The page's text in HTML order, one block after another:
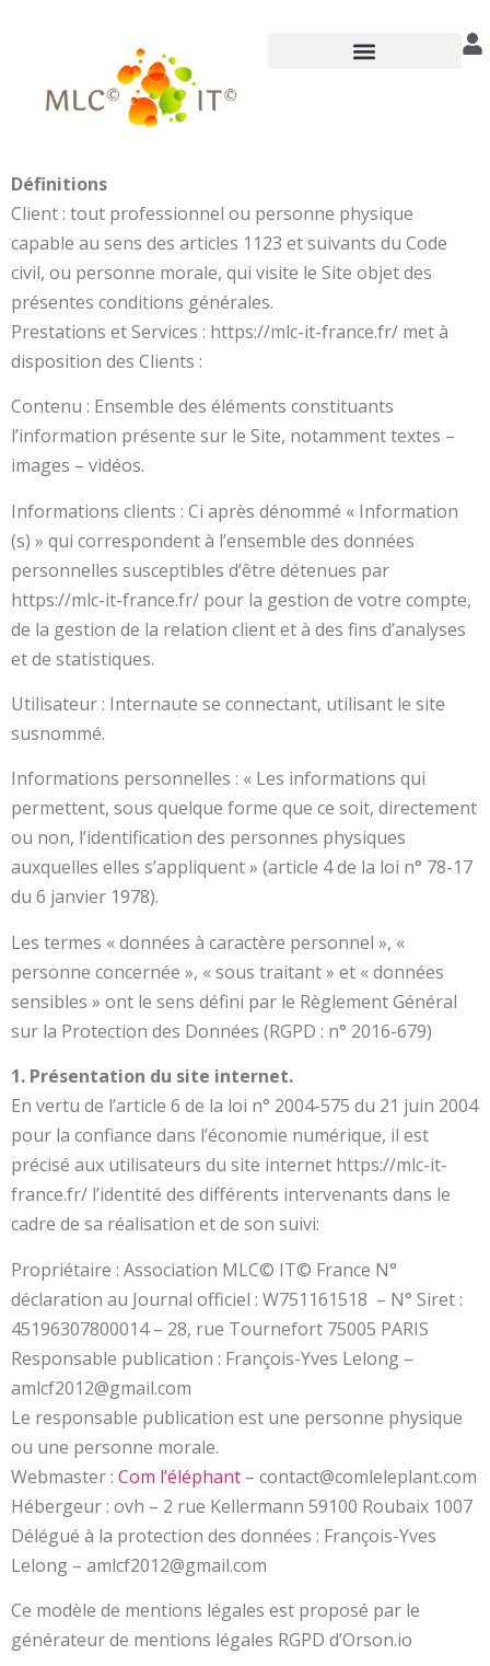
Définitions
Client : tout professionnel ou personne physique
capable au sens des articles 1123 et suivants du Code
civil, ou personne morale, qui visite le Site objet des
présentes conditions générales.
Prestations et Services : https://mlc-it-france.fr/ met à
disposition des Clients :
Contenu : Ensemble des éléments constituants
l’information présente sur le Site, notamment textes –
images – vidéos.
Informations clients : Ci après dénommé « Information
(s) » qui correspondent à l’ensemble des données
personnelles susceptibles d’être détenues par
https://mlc-it-france.fr/ pour la gestion de votre compte,
de la gestion de la relation client et à des fins d’analyses
et de statistiques.
Utilisateur : Internaute se connectant, utilisant le site
susnommé.
Informations personnelles : « Les informations qui
permettent, sous quelque forme que ce soit, directement
ou non, l’identification des personnes physiques
auxquelles elles s’appliquent » (article 4 de la loi n° 78-17
du 6 janvier 1978).
Les termes « données à caractère personnel », «
personne concernée », « sous traitant » et « données
sensibles » ont le sens défini par le Règlement Général
sur la Protection des Données (RGPD : n° 2016-679)
1. Présentation du site internet.
En vertu de l’article 6 de la loi n° 2004-575 du 21 juin 2004
pour la confiance dans l’économie numérique, il est
précisé aux utilisateurs du site internet https://mlc-it-
france.fr/ l’identité des différents intervenants dans le
cadre de sa réalisation et de son suivi:
Propriétaire : Association MLC© IT© France N°
déclaration au Journal officiel : W751161518 – N° Siret :
45196307800014 – 28, rue Tournefort 75005 PARIS
Responsable publication : François-Yves Lelong –
amlcf2012@gmail.com
Le responsable publication est une personne physique
ou une personne morale.
Webmaster : Com l’éléphant – contact@comleleplant.com
Hébergeur : ovh – 2 rue Kellermann 59100 Roubaix 1007
Délégué à la protection des données : François-Yves
Lelong – amlcf2012@gmail.com
Ce modèle de mentions légales est proposé par le
générateur de mentions légales RGPD d’Orson.io